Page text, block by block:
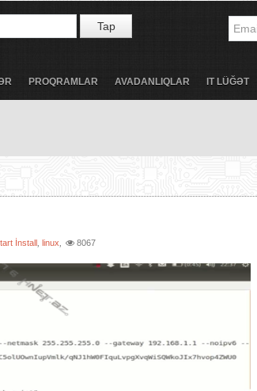
Tap
PROQRAMLAR AVADANLIQLAR IT LÜĞƏT
İnstall linux 8067